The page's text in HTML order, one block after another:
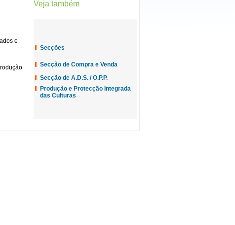
Veja também
e
Secções
Secção de Compra e Venda
Secção de A.D.S. / O.P.P.
Produção e Protecção Integrada
das Culturas